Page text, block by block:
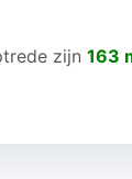
zijn 163